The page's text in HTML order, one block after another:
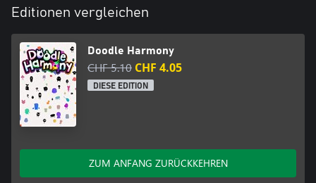
Editionen vergleichen
Doodle Harmony
CHF 5.10 CHF 4.05
DIESE EDITION
ZUM ANFANG ZURÜCKKEHREN